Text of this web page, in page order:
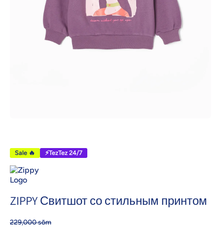
Sale 🔥 ⚡TezTez 24/7
ZIPPY Свитшот со стильным принтом
229,000 sōm